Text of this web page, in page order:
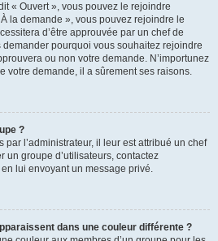
« Ouvert », vous pouvez le rejoindre
la demande », vous pouvez rejoindre le
d’être approuvée par un chef de
pourquoi vous souhaitez rejoindre
ou non votre demande. N’importunez
votre demande, il a sûrement ses raisons.
?
par l’administrateur, il leur est attribué un chef
un groupe d’utilisateurs, contactez
lui envoyant un message privé.
dans une couleur différente ?